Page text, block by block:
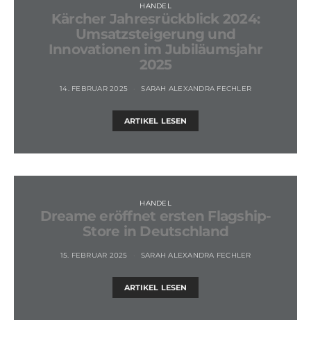
HANDEL
Kärcher Jahresrückblick 2024:
Umsatzsteigerung und
Innovationen im Jubiläumsjahr
2025
14. FEBRUAR 2025 SARAH ALEXANDRA FECHLER
ARTIKEL LESEN
HANDEL
Dreame eröffnet ersten Flagship-
Store in Deutschland
15. FEBRUAR 2025 SARAH ALEXANDRA FECHLER
ARTIKEL LESEN